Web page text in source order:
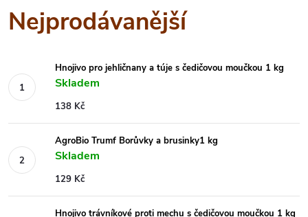
Nejprodávanější
Hnojivo pro jehličnany a túje s čedičovou moučkou 1 kg
Skladem
138 Kč
AgroBio Trumf Borůvky a brusinky1 kg
Skladem
129 Kč
Hnojivo trávníkové proti mechu s čedičovou moučkou 1 kg